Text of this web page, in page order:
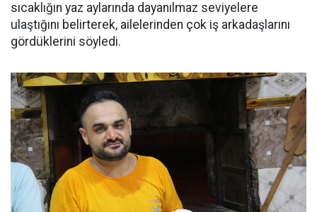
sıcaklığın yaz aylarında dayanılmaz seviyelere
ulaştığını belirterek, ailelerinden çok iş arkadaşlarını
gördüklerini söyledi.